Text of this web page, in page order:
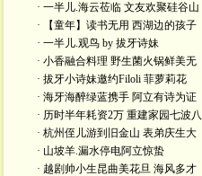
· 一半儿.海云莅临 文友欢聚硅谷山
· 【童年】读书无用 西湖边的孩子
· 一半儿.观鸟 by 拔牙诗妹
· 小香融合料理 野生菌火锅鲜美无
· 拔牙小诗妹邀约Filoli 菲萝莉花
· 海牙海醉绿蓝携手 阿立有诗为证
· 历时半年耗资2万 重建家园七波八
· 杭州侄儿游到旧金山 表弟庆生大
· 山坡羊.漏水停电阿立惊蛰
· 越剧帅小生昆曲美花旦 海风多才